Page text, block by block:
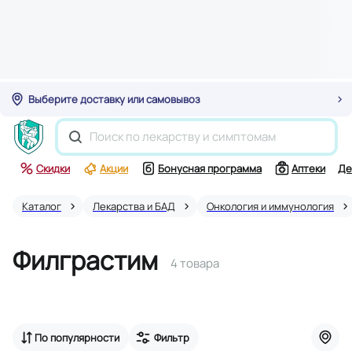
Выберите доставку или самовывоз
Скидки Акции Бонусная программа Аптеки
Каталог Лекарства и БАД Онкология и иммунология
Филграстим 4 товара
По популярности Фильтр